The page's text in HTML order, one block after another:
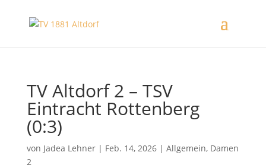
TV Altdorf 2 – TSV
Eintracht Rottenberg
(0:3)
von Jadea Lehner| Feb. 14, 2026| Allgemein, Damen
2